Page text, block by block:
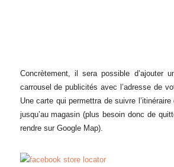
Concrètement, il sera possible d’ajouter
carrousel de publicités avec l’adresse de
Une carte qui permettra de suivre
jusqu’au magasin (plus besoin donc de
rendre sur Google Map).